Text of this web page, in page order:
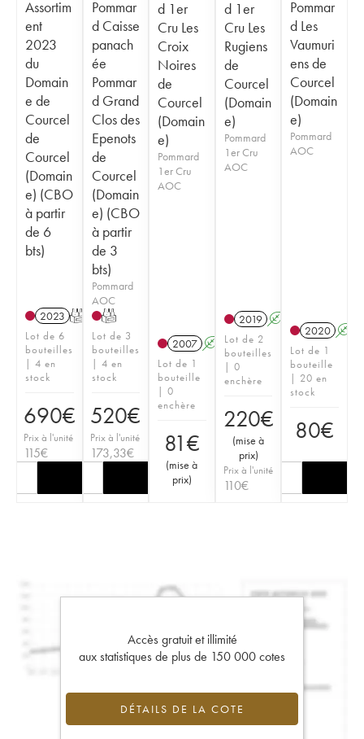
Assortim
ent
2023
du
Domain
e de
Courcel
de
Courcel
(Domain
e) (CBO
à partir
de 6
bts)
2023 T
Lot de 6
bouteilles
| 4 en
stock
690€
Prix à l'unité
115€
Pommar
d Caisse
panach
ée
Pommar
d Grand
Clos des
Epenots
de
Courcel
(Domain
e) (CBO
à partir
de 3
bts)
Pommard
AOC
T
Lot de 3
bouteilles
| 4 en
stock
520€
Prix à l'unité
173,33€
d 1er
Cru Les
Croix
Noires
de
Courcel
(Domain
e)
Pommard
1er Cru
AOC
2007 A
Lot de 1
bouteille
| 0
enchère
81€
(mise à
prix)
d 1er
Cru Les
Rugiens
de
Courcel
(Domain
e)
Pommard
1er Cru
AOC
2019 A
Lot de 2
bouteilles
| 0
enchère
220€
(mise à
prix)
Prix à l'unité
110€
Pommar
d Les
Vaumuri
ens de
Courcel
(Domain
e)
Pommard
AOC
2020 A
Lot de 1
bouteille
| 20 en
stock
80€
Accès gratuit et illimité
aux statistiques de plus de 150 000 cotes
DÉTAILS DE LA COTE